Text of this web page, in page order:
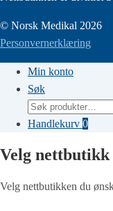
© Norsk Medikal 2026
Personvernerklæring
Min konto
Søk
Søk
etter:
Handlekurv 0
Velg nettbutikk
Velg nettbutikken du